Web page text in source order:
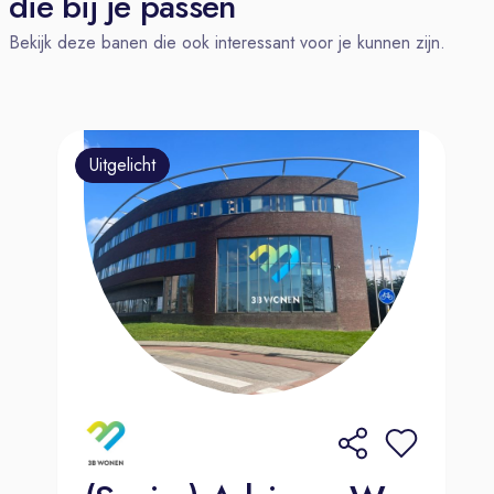
autobranche, maar door trainingen en
ondersteuning is hij nu uitgegroeid tot
Een klantgerichte instelling en de
vaardigheid om mensen op hun
gemak te stellen.
Administratieve vaardigheden, je
houdt het overzicht en zorgt dat alles
soepel verloopt.
Flexibiliteit, want elke dag is anders
en soms moet je snel schakelen.
Wat kan je van ons verwachten?
Bij Amega kom je terecht in een
gezellig en informeel team waar
Bekijk deze banen die ook interessant voor je kunnen zijn.
Uitgelicht